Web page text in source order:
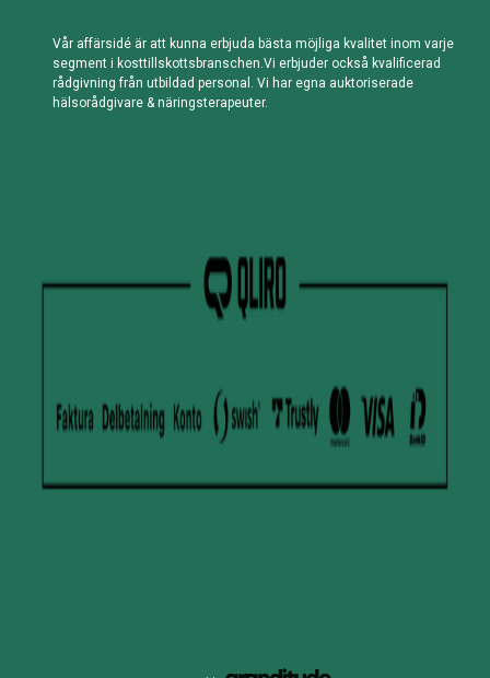
Vår affärsidé är att kunna erbjuda bästa möjliga kvalitet inom varje
segment i kosttillskottsbranschen.Vi erbjuder också kvalificerad
rådgivning från utbildad personal. Vi har egna auktoriserade
hälsorådgivare & näringsterapeuter.